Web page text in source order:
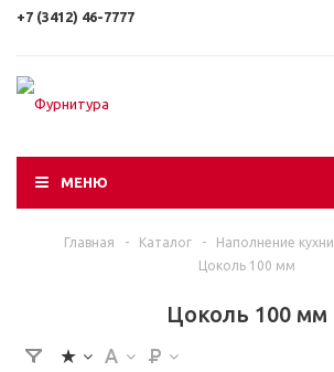
+7 (3412) 46-7777
МЕНЮ
Главная - Каталог - Наполнение кухни
Цоколь 100 мм
Цоколь 100 мм